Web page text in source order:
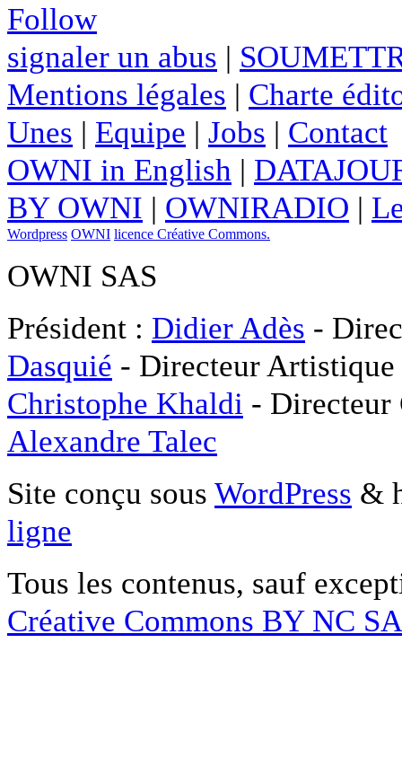
Follow
signaler un abus |
Mentions légales | Charte
Unes | Equipe | Jobs | Contact
OWNI in English |
BY OWNI | OWNIRADIO |
Wordpress OWNI licence Créative Commons.
OWNI SAS
Président : Didier Adès -
Dasquié - Directeur
Christophe Khaldi -
Alexandre Talec
Site conçu sous WordPress &
ligne
Tous les contenus, sauf
Créative Commons BY NC SA